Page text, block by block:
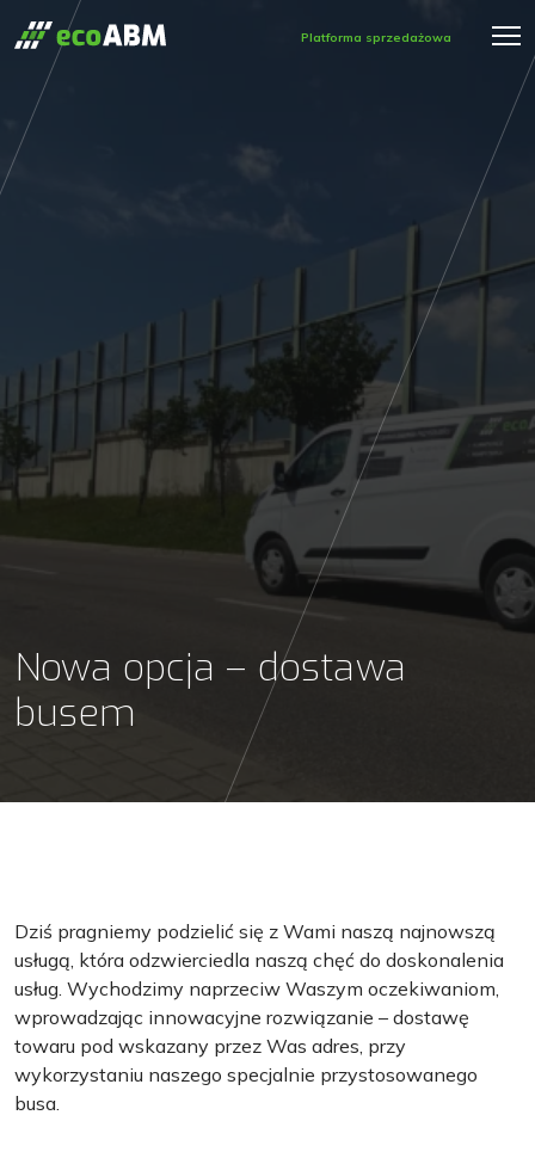
Platforma sprzedażowa
Nowa opcja – dostawa
busem
Dziś pragniemy podzielić się z Wami naszą najnowszą
usługą, która odzwierciedla naszą chęć do doskonalenia
usług. Wychodzimy naprzeciw Waszym oczekiwaniom,
wprowadzając innowacyjne rozwiązanie – dostawę
towaru pod wskazany przez Was adres, przy
wykorzystaniu naszego specjalnie przystosowanego
busa.